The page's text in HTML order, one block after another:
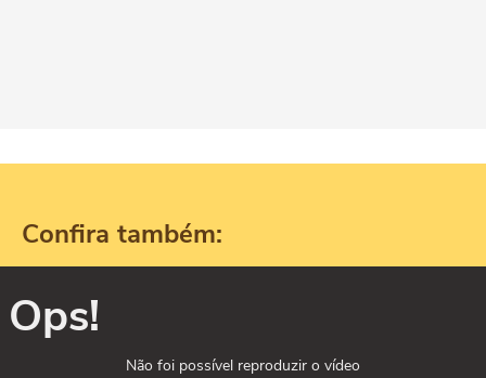
Confira também:
Ops!
Não foi possível reproduzir o vídeo